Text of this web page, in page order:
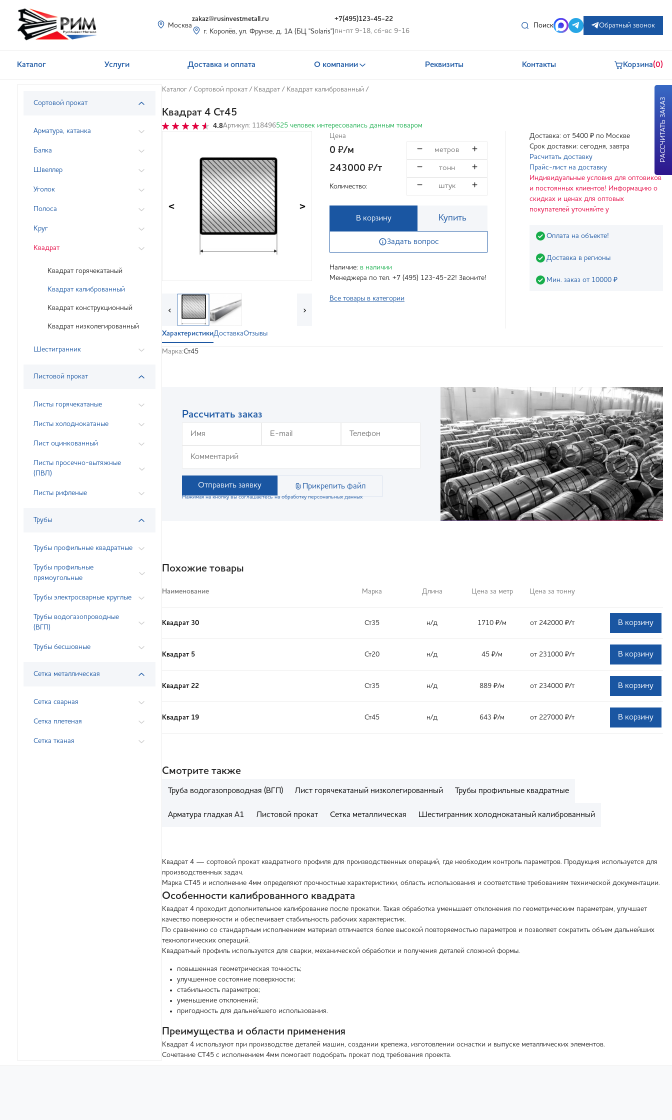
Москва
zakaz@rusinvestmetall.ru
г. Королёв, ул. Фрунзе, д. 1А (БЦ "Solaris")
+7(495)123-45-22
пн-пт 9-18, сб-вс 9-16
Поиск Обратный звонок
Каталог Услуги Доставка и оплата О компании Реквизиты Контакты Корзина(0)
Сортовой прокат
Арматура, катанка
Балка
Швеллер
Уголок
Полоса
Круг
Квадрат
Квадрат горячекатаный
Квадрат калиброванный
Квадрат конструкционный
Квадрат низколегированный
Шестигранник
Листовой прокат
Листы горячекатаные
Листы холоднокатаные
Лист оцинкованный
Листы просечно-вытяжные
(ПВЛ)
Листы рифленые
Трубы
Трубы профильные квадратные
Трубы профильные
прямоугольные
Трубы электросварные круглые
Трубы водогазопроводные
(ВГП)
Трубы бесшовные
Сетка металлическая
Сетка сварная
Сетка плетеная
Сетка тканая
Каталог / Сортовой прокат / Квадрат / Квадрат калиброванный /
Квадрат 4 Ст45
4.8Артикул: 118496525 человек интересовались данным товаром
< >
‹ ›
Цена
0 ₽/м
243000 ₽/т
Количество:
В корзину Купить
Задать вопрос
Наличие: в наличии
Менеджера по тел. +7 (495) 123-45-22! Звоните!
Все товары в категории
Доставка: от 5400 ₽ по Москве
Срок доставки: сегодня, завтра
Расчитать доставку
Прайс-лист на доставку
Индивидуальные условия для оптовиков
и постоянных клиентов! Информацию о
скидках и ценах для оптовых
покупателей уточняйте у
Оплата на объекте!
Доставка в регионы
Мин. заказ от 10000 ₽
ХарактеристикиДоставкаОтзывы
Марка:Ст45
Рассчитать заказ
Отправить заявку Прикрепить файл
Нажимая на кнопку вы соглашаетесь на обработку персональных данных
Похожие товары
Наименование Марка Длина Цена за метр Цена за тонну
Квадрат 30 Ст35 н/д 1710 ₽/м от 242000 ₽/т В корзину
Квадрат 5 Ст20 н/д 45 ₽/м от 231000 ₽/т В корзину
Квадрат 22 Ст35 н/д 889 ₽/м от 234000 ₽/т В корзину
Квадрат 19 Ст45 н/д 643 ₽/м от 227000 ₽/т В корзину
Смотрите также
Труба водогазопроводная (ВГП) Лист горячекатаный низколегированный Трубы профильные квадратные
Арматура гладкая А1 Листовой прокат Сетка металлическая Шестигранник холоднокатаный калиброванный
Квадрат 4 — сортовой прокат квадратного профиля для производственных операций, где необходим контроль параметров. Продукция используется для
производственных задач.
Марка СТ45 и исполнение 4мм определяют прочностные характеристики, область использования и соответствие требованиям технической документации.
Особенности калиброванного квадрата
Квадрат 4 проходит дополнительное калибрование после прокатки. Такая обработка уменьшает отклонения по геометрическим параметрам, улучшает
качество поверхности и обеспечивает стабильность рабочих характеристик.
По сравнению со стандартным исполнением материал отличается более высокой повторяемостью параметров и позволяет сократить объем дальнейших
технологических операций.
Квадратный профиль используется для сварки, механической обработки и получения деталей сложной формы.
повышенная геометрическая точность;
улучшенное состояние поверхности;
стабильность параметров;
уменьшение отклонений;
пригодность для дальнейшего использования.
Преимущества и области применения
Квадрат 4 используют при производстве деталей машин, создании крепежа, изготовлении оснастки и выпуске металлических элементов.
Сочетание СТ45 с исполнением 4мм помогает подобрать прокат под требования проекта.
РАССЧИТАТЬ ЗАКАЗ